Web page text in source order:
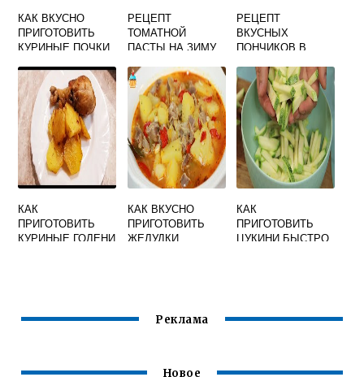
КАК ВКУСНО
ПРИГОТОВИТЬ
КУРИНЫЕ ПОЧКИ
РЕЦЕПТ
ТОМАТНОЙ
ПАСТЫ НА ЗИМУ
УСЛОВИЯХ
БЫСТРО И
ВКУСНО
РЕЦЕПТ
ВКУСНЫХ
ПОНЧИКОВ В
УСЛОВИЯХ
КАК
ПРИГОТОВИТЬ
КУРИНЫЕ ГОЛЕНИ
КАК ВКУСНО
ПРИГОТОВИТЬ
ЖЕЛУДКИ
КАК
ПРИГОТОВИТЬ
ЦУКИНИ БЫСТРО
Реклама
Новое